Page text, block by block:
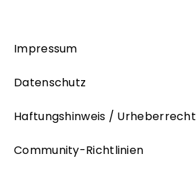
Impressum
Datenschutz
Haftungshinweis / Urheberrecht
Community-Richtlinien